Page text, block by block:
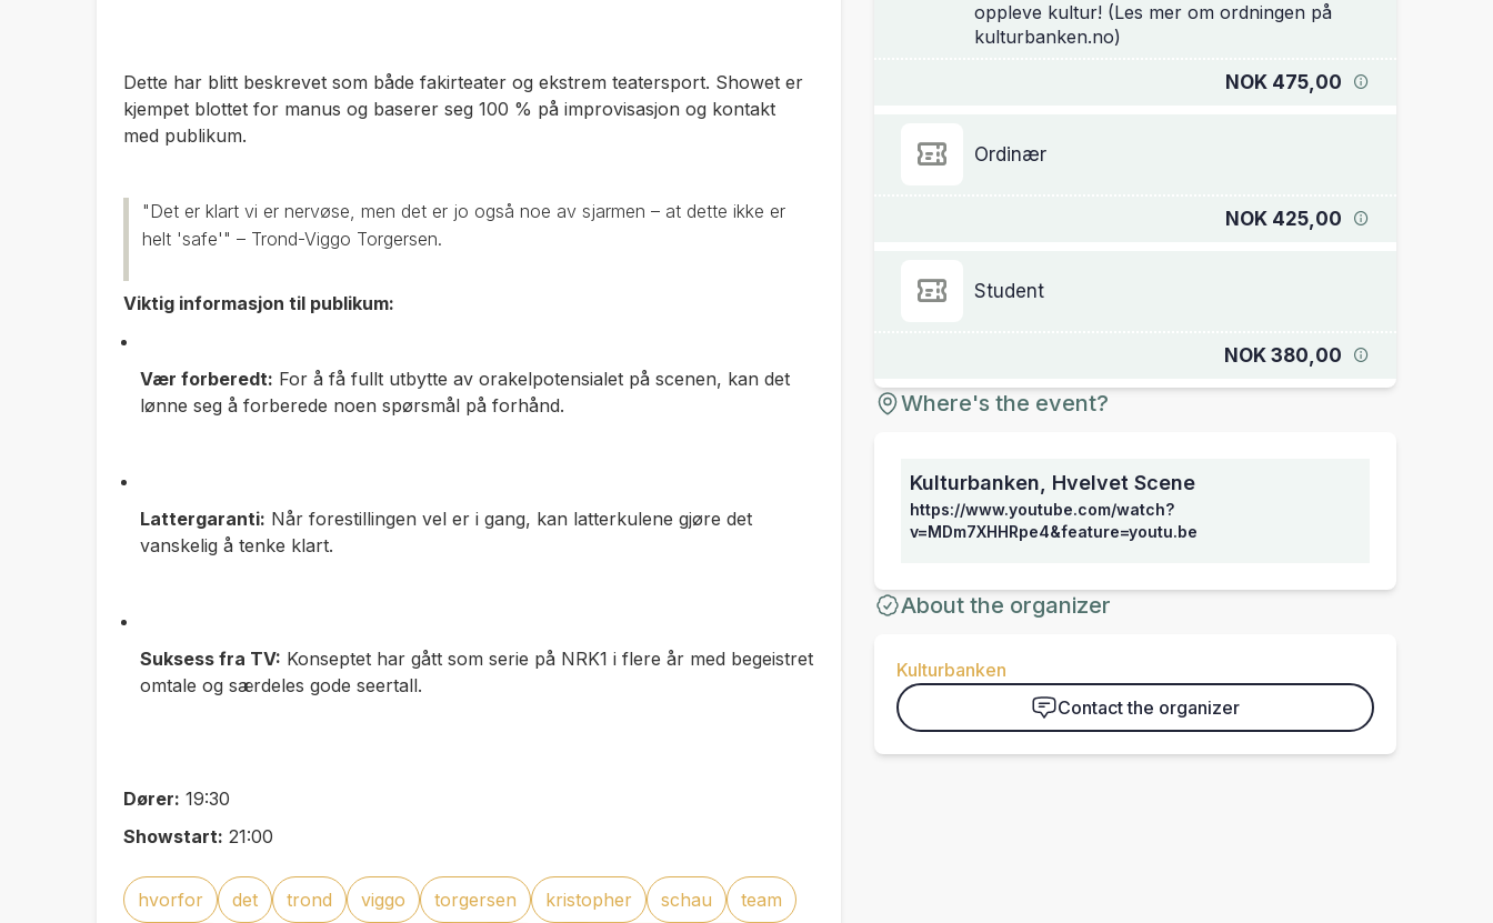
Dette har blitt beskrevet som både fakirteater og ekstrem teatersport. Showet er
kjempet blottet for manus og baserer seg 100 % på improvisasjon og kontakt
med publikum.
"Det er klart vi er nervøse, men det er jo også noe av sjarmen – at dette ikke er
helt 'safe'" – Trond-Viggo Torgersen.
Viktig informasjon til publikum:
Vær forberedt: For å få fullt utbytte av orakelpotensialet på scenen, kan det
lønne seg å forberede noen spørsmål på forhånd.
Lattergaranti: Når forestillingen vel er i gang, kan latterkulene gjøre det
vanskelig å tenke klart.
Suksess fra TV: Konseptet har gått som serie på NRK1 i flere år med begeistret
omtale og særdeles gode seertall.
Dører: 19:30
Showstart: 21:00
hvorfor det trond viggo torgersen kristopher schau team
oppleve kultur! (Les mer om ordningen på
kulturbanken.no)
NOK 475,00
Ordinær
NOK 425,00
Student
NOK 380,00
Where's the event?
Kulturbanken, Hvelvet Scene
https://www.youtube.com/watch?
v=MDm7XHHRpe4&feature=youtu.be
About the organizer
Kulturbanken
Contact the organizer